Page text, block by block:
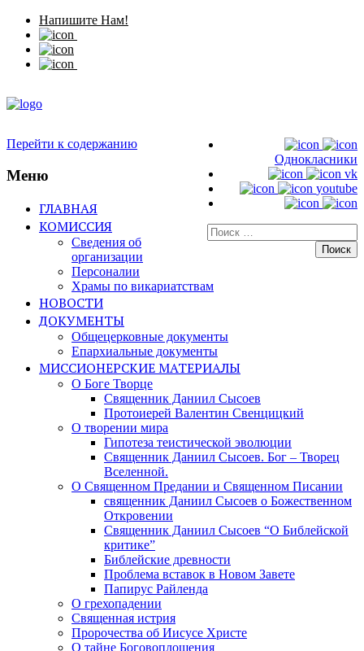
Напишите Нам!
Однокласники
vk
youtube
Искать:
Перейти к содержанию
Меню
ГЛАВНАЯ
КОМИССИЯ
Сведения об
организации
Персоналии
Храмы по викариатствам
НОВОСТИ
ДОКУМЕНТЫ
Общецерковные документы
Епархиальные документы
МИССИОНЕРСКИЕ МАТЕРИАЛЫ
О Боге Творце
Священник Даниил Сысоев
Протоиерей Валентин Свенцицкий
О творении мира
Гипотеза теистической эволюции
Священник Даниил Сысоев. Бог – Творец
Вселенной.
О Священном Предании и Священном Писании
священник Даниил Сысоев о Божественном
Откровении
Священник Даниил Сысоев “О Библейской
критике”
Библейские древности
Проблема вставок в Новом Завете
Папирус Райленда
О грехопадении
Священная истрия
Пророчества об Иисусе Христе
О тайне Боговоплощения